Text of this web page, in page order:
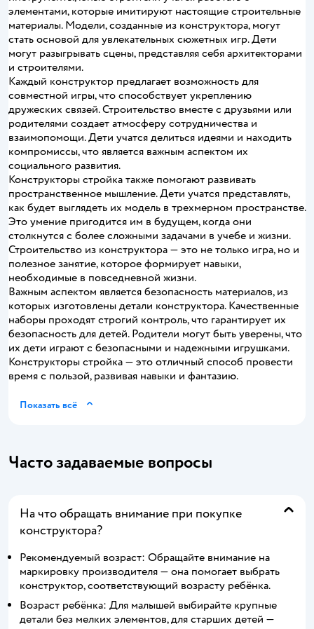
элементами, которые имитируют настоящие строительные
материалы. Модели, созданные из конструктора, могут
стать основой для увлекательных сюжетных игр. Дети
могут разыгрывать сцены, представляя себя архитекторами
и строителями.
Каждый конструктор предлагает возможность для
совместной игры, что способствует укреплению
дружеских связей. Строительство вместе с друзьями или
родителями создает атмосферу сотрудничества и
взаимопомощи. Дети учатся делиться идеями и находить
компромиссы, что является важным аспектом их
социального развития.
Конструкторы стройка также помогают развивать
пространственное мышление. Дети учатся представлять,
как будет выглядеть их модель в трехмерном пространстве.
Это умение пригодится им в будущем, когда они
столкнутся с более сложными задачами в учебе и жизни.
Строительство из конструктора — это не только игра, но и
полезное занятие, которое формирует навыки,
необходимые в повседневной жизни.
Важным аспектом является безопасность материалов, из
которых изготовлены детали конструктора. Качественные
наборы проходят строгий контроль, что гарантирует их
безопасность для детей. Родители могут быть уверены, что
их дети играют с безопасными и надежными игрушками.
Конструкторы стройка — это отличный способ провести
время с пользой, развивая навыки и фантазию.
Показать всё
Часто задаваемые вопросы
На что обращать внимание при покупке
конструктора?
Рекомендуемый возраст: Обращайте внимание на
маркировку производителя — она помогает выбрать
конструктор, соответствующий возрасту ребёнка.
Возраст ребёнка: Для малышей выбирайте крупные
детали без мелких элементов, для старших детей —